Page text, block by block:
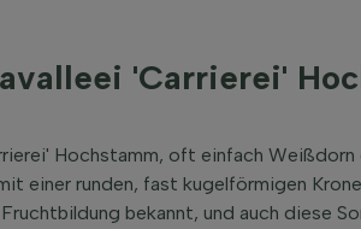
'Carrierei'
Hochstamm, oft einfach
einer runden, fast kugelförmigen
bekannt, und auch diese